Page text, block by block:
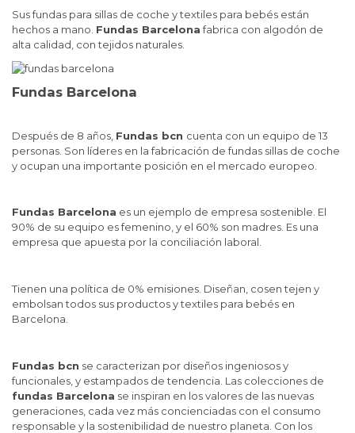
Sus fundas para sillas de coche y textiles para bebés están
hechos a mano. Fundas Barcelonafabrica con algodón de
alta calidad, con tejidos naturales.
Fundas Barcelona
Después de 8 años, Fundas bcn cuenta con un equipo de 13
personas. Son líderes en la fabricación de fundas sillas de coche
y ocupan una importante posición en el mercado europeo.
Fundas Barcelona es un ejemplo de empresa sostenible. El
90% de su equipo es femenino, y el 60% son madres. Es una
empresa que apuesta por la conciliación laboral.
Tienen una política de 0% emisiones. Diseñan, cosen tejen y
embolsan todos sus productos y textiles para bebés en
Barcelona.
Fundas bcn se caracterizan por diseños ingeniosos y
funcionales, y estampados de tendencia. Las colecciones de
fundas Barcelona se inspiran en los valores de las nuevas
generaciones, cada vez más concienciadas con el consumo
responsable y la sostenibilidad de nuestro planeta. Con los